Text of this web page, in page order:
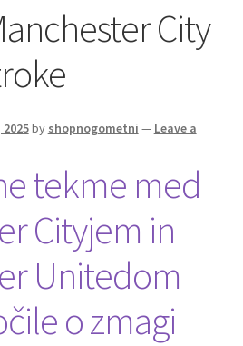
City
by shopnogometni — Leave a
tekme med
Cityjem in
Unitedom
o zmagi